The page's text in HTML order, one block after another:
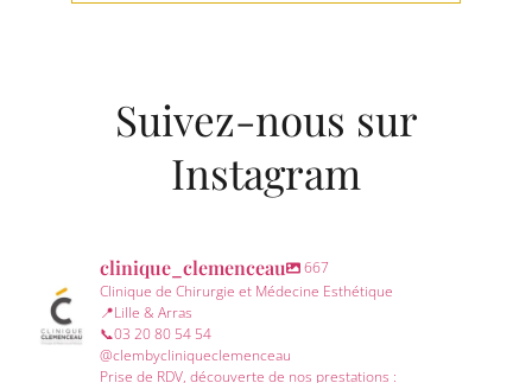
Suivez-nous sur
Instagram
clinique_clemenceau
667
Clinique de Chirurgie et Médecine Esthétique
📍Lille & Arras
📞03 20 80 54 54
@clembycliniqueclemenceau
Prise de RDV, découverte de nos prestations :